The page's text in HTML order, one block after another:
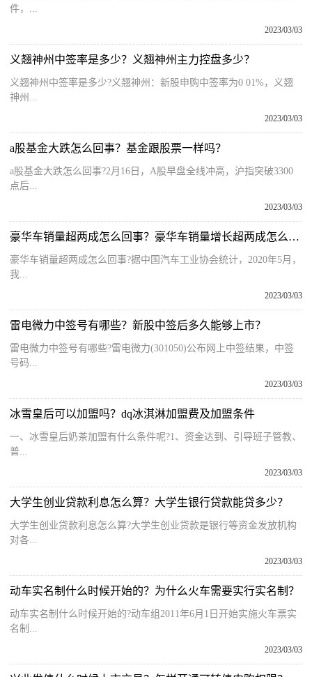
件，...
2023/03/03
义翘神州中签率是多少？义翘神州主力控盘多少？
义翘神州中签率是多少?义翘神州：新股申购中签率为0 01%，义翘
神州...
2023/03/03
a股基金大跌怎么回事？基金跟股票一样吗？
a股基金大跌怎么回事?2月16日，A股早盘全线冲高，沪指突破3300
点后...
2023/03/03
豪华车销量超两成怎么回事？豪华车销量增长超两成怎么回事？
豪华车销量超两成怎么回事?据中国汽车工业协会统计，2020年5月，
我...
2023/03/03
雷电微力中签号有哪些？新股中签后多久能够上市？
雷电微力中签号有哪些?雷电微力(301050)公布网上中签结果，中签
号码...
2023/03/03
冰雪皇后可以加盟吗？dq冰淇淋加盟费及加盟条件
一、冰雪皇后奶茶加盟有什么条件呢?1、资金达到、引导班子管教、
普...
2023/03/03
大学生创业贷款利息怎么算？大学生银行贷款能贷多少？
大学生创业贷款利息怎么算?大学生创业贷款是银行等资金发放机构
对各...
2023/03/03
动车实名制什么时候开始的？为什么火车需要实行实名制？
动车实名制什么时候开始的?动车组2011年6月1日开始实施火车票实
名制...
2023/03/03